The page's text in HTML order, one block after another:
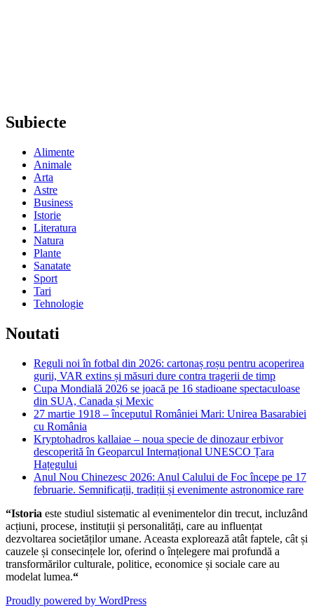
Subiecte
Alimente
Animale
Arta
Astre
Business
Istorie
Literatura
Natura
Plante
Sanatate
Sport
Tari
Tehnologie
Noutati
Reguli noi în fotbal din 2026: cartonaș roșu pentru acoperirea
gurii, VAR extins și măsuri dure contra tragerii de timp
Cupa Mondială 2026 se joacă pe 16 stadioane spectaculoase
din SUA, Canada și Mexic
27 martie 1918 – începutul României Mari: Unirea Basarabiei
cu România
Kryptohadros kallaiae – noua specie de dinozaur erbivor
descoperită în Geoparcul Internațional UNESCO Țara
Hațegului
Anul Nou Chinezesc 2026: Anul Calului de Foc începe pe 17
februarie. Semnificații, tradiții și evenimente astronomice rare
“Istoria este studiul sistematic al evenimentelor din trecut, incluzând
acțiuni, procese, instituții și personalități, care au influențat
dezvoltarea societăților umane. Aceasta explorează atât faptele, cât și
cauzele și consecințele lor, oferind o înțelegere mai profundă a
transformărilor culturale, politice, economice și sociale care au
modelat lumea.“
Proudly powered by WordPress